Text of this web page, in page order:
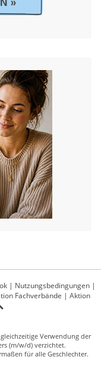
| Nutzungsbedingungen |
Fachverbände | Aktion
Verwendung der
(m/w/d) verzichtet.
für alle Geschlechter.